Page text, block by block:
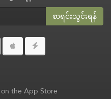
စာရင်းသွင်းရန်